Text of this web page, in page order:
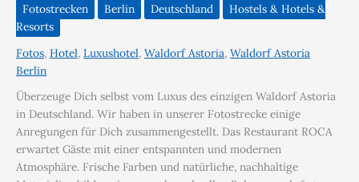
Fotostrecken Berlin Deutschland
Hostels & Hotels &
Resorts
Fotos, Hotel, Luxushotel, Waldorf Astoria, Waldorf Astoria
Berlin
Überzeuge Dich selbst vom Luxus des einzigen Waldorf Astoria
in Deutschland. Wir haben in unserer Fotostrecke einige
Anregungen für Dich zusammengestellt. Das Restaurant ROCA
erwartet Gäste mit einer entspannten und modernen
Atmosphäre. Frische Farben und natürliche, nachhaltige